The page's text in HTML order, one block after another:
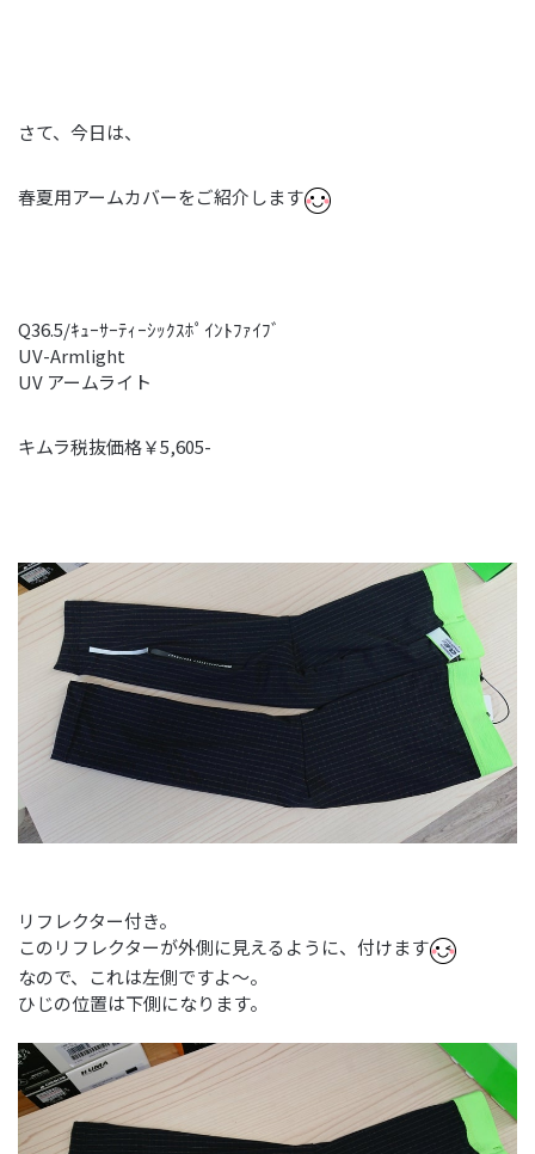
さて、今日は、
春夏用アームカバーをご紹介します
Q36.5/ｷｭｰｻｰﾃｨｰｼｯｸｽﾎﾟｲﾝﾄﾌｧｲﾌﾞ
UV-Armlight
UV アームライト
キムラ税抜価格￥5,605-
リフレクター付き。
このリフレクターが外側に見えるように、付けます
なので、これは左側ですよ～。
ひじの位置は下側になります。